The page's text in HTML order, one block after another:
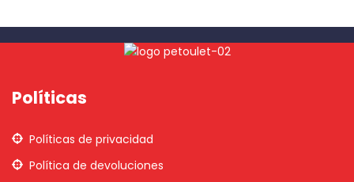
Políticas
Políticas de privacidad
Política de devoluciones